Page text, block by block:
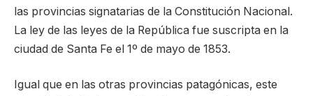
las provincias signatarias de la Constitución Nacional.
La ley de las leyes de la República fue suscripta en la
ciudad de Santa Fe el 1º de mayo de 1853.
Igual que en las otras provincias patagónicas, este